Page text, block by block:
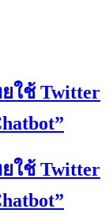
ใช้ Twitter
ใช้ Twitter